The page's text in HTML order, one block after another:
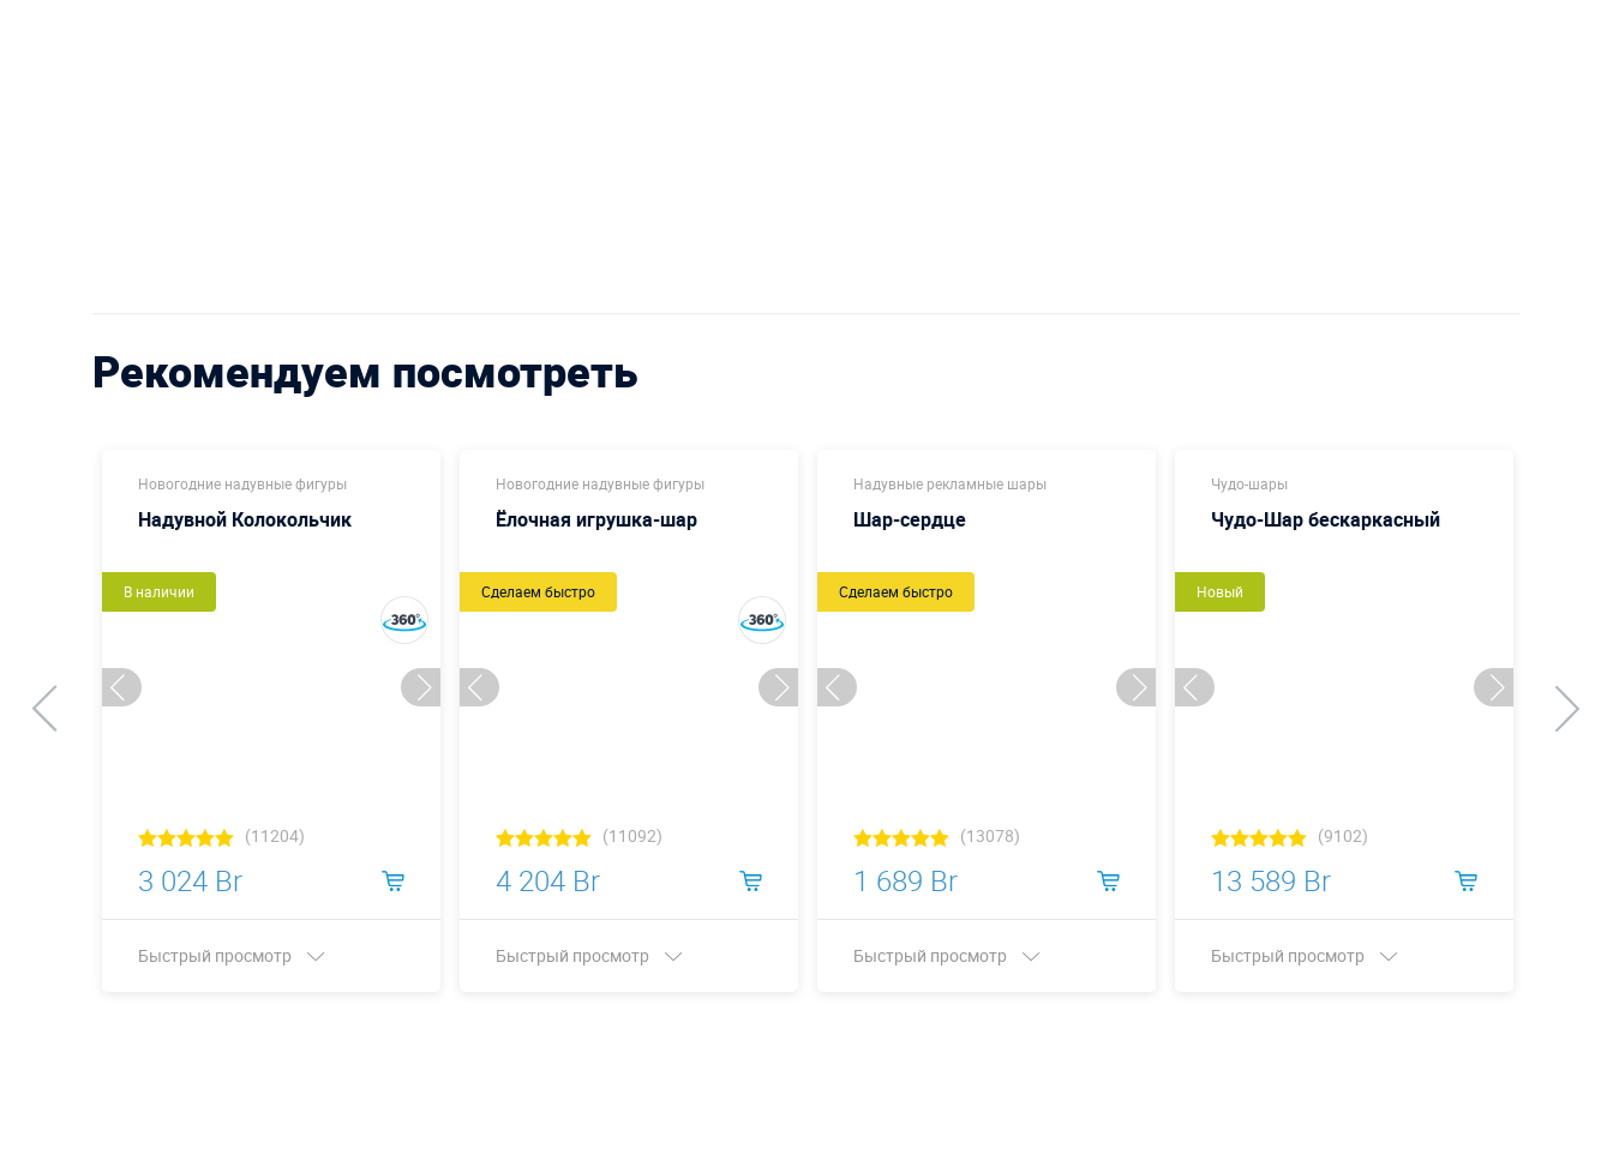
Рекомендуем посмотреть
Новогодние надувные фигуры
Надувной Колокольчик
В наличии
(11204)
3 024 Br
Быстрый просмотр
Новогодние надувные фигуры
Ёлочная игрушка-шар
Сделаем быстро
(11092)
4 204 Br
Быстрый просмотр
Надувные рекламные шары
Шар-сердце
Сделаем быстро
(13078)
1 689 Br
Быстрый просмотр
Чудо-шары
Чудо-Шар бескаркасный
Новый
(9102)
13 589 Br
Быстрый просмотр